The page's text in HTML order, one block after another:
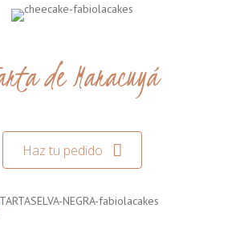
de Maracuyá
Haz tu pedido